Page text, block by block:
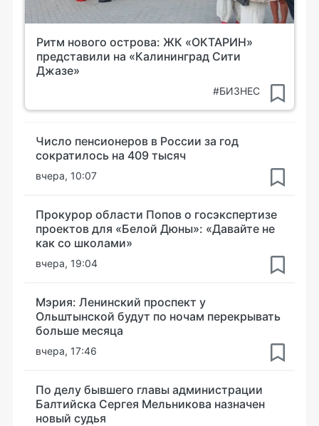
Ритм нового острова: ЖК «ОКТАРИН»
представили на «Калининград Сити
Джазе»
#БИЗНЕС
Число пенсионеров в России за год
сократилось на 409 тысяч
вчера, 10:07
Прокурор области Попов о госэкспертизе
проектов для «Белой Дюны»: «Давайте не
как со школами»
вчера, 19:04
Мэрия: Ленинский проспект у
Ольштынской будут по ночам перекрывать
больше месяца
вчера, 17:46
По делу бывшего главы администрации
Балтийска Сергея Мельникова назначен
новый судья